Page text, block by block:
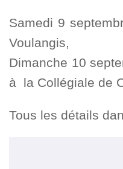
Samedi 9
Voulangis,
Dimanche 10
à la Collégiale de
Tous les détails